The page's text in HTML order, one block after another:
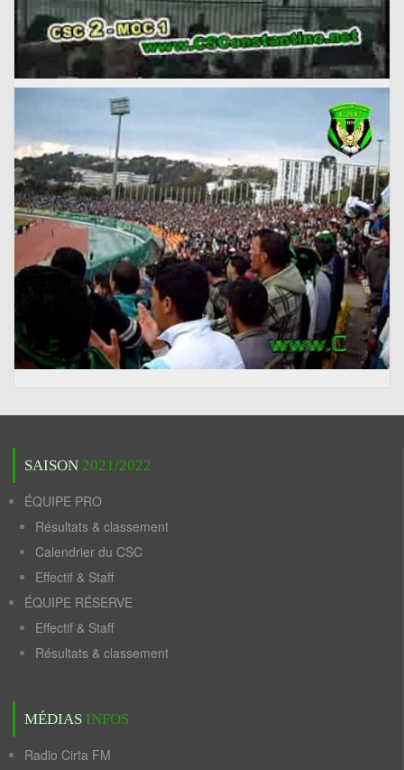
SAISON 2021/2022
ÉQUIPE PRO
Résultats & classement
Calendrier du CSC
Effectif & Staff
ÉQUIPE RÉSERVE
Effectif & Staff
Résultats & classement
MÉDIAS INFOS
Radio Cirta FM